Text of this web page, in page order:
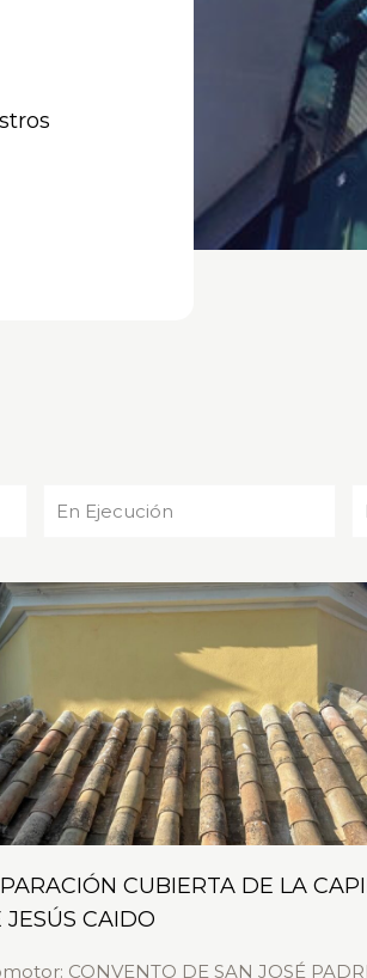
En Ejecución
CUBIERTA DE LA
JESÚS CAIDO
CONVENTO DE SAN JOSÉ